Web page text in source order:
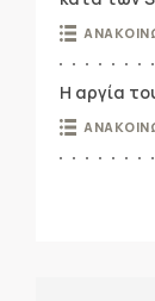
Η αργία